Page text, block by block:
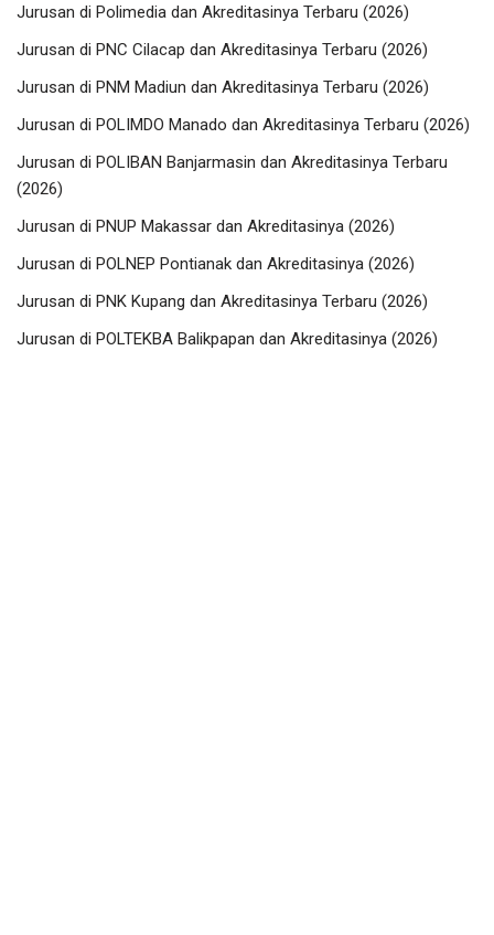
Jurusan di Polimedia dan Akreditasinya Terbaru (2026)
Jurusan di PNC Cilacap dan Akreditasinya Terbaru (2026)
Jurusan di PNM Madiun dan Akreditasinya Terbaru (2026)
Jurusan di POLIMDO Manado dan Akreditasinya Terbaru (2026)
Jurusan di POLIBAN Banjarmasin dan Akreditasinya Terbaru
(2026)
Jurusan di PNUP Makassar dan Akreditasinya (2026)
Jurusan di POLNEP Pontianak dan Akreditasinya (2026)
Jurusan di PNK Kupang dan Akreditasinya Terbaru (2026)
Jurusan di POLTEKBA Balikpapan dan Akreditasinya (2026)